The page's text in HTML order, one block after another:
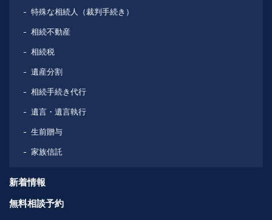
特殊な相続人（裁判手続き）
相続不動産
相続税
遺産分割
相続手続き代行
遺言・遺言執行
生前贈与
家族信託
新着情報
無料相談予約